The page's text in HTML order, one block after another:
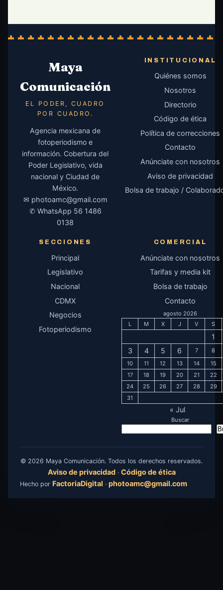
Maya
Comunicación
EL PODER, CUADRO
POR CUADRO.
Agencia mexicana de
fotoperiodismo e
información. Cobertura del
Poder Legislativo, vida
nacional y Ciudad de
México.
✉ photoamc@gmail.com
✆ WhatsApp 56 1486
0138
INSTITUCIONAL
Quiénes somos
Nosotros
Directorio
Código de ética
Política de correcciones
Contacto
Anúnciate con nosotros
Aviso de privacidad
Bolsa de trabajo /
SECCIONES
Principal
Legislativo
Nacional
CDMX
Negocios
Fotoperiodismo
COMERCIAL
Anúnciate con nosotros
Tarifas y media kit
Bolsa de trabajo
Contacto
agosto 2026
L
M X J V S
1
3
4 5 6 7
8
10
11 12 13 14
15
17
18 19 20 21
22
24
25 26 27 28
29
31
« Jul
Buscar
© 2026 Maya Comunicación. Todos los derechos reservados.
Aviso de privacidad · Código de ética
Hecho por FactoriaDigital · photoamc@gmail.com